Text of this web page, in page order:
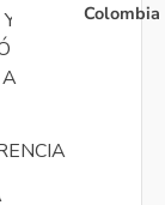
Colombia